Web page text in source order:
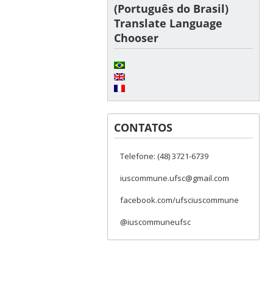
(Português do Brasil)
Translate Language
Chooser
CONTATOS
Telefone: (48) 3721-6739
iuscommune.ufsc@gmail.com
facebook.com/ufsciuscommune
@iuscommuneufsc